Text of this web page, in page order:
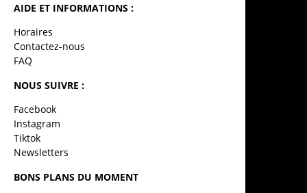
AIDE ET INFORMATIONS :
Horaires
Contactez-nous
FAQ
NOUS SUIVRE :
Facebook
Instagram
Tiktok
Newsletters
BONS PLANS DU MOMENT